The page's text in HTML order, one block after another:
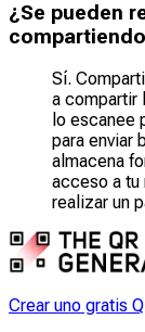
¿Se pueden
Sí.
a compartir
lo escanee
para enviar
almacena
acceso a tu
realizar un
Crear uno gratis